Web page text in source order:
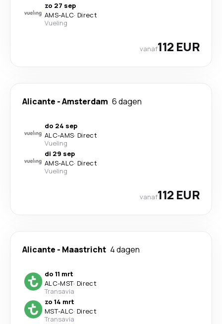
zo 27 sep
AMS-ALC· Direct
Vueling
vanaf112 EUR
Alicante -Amsterdam 6 dagen
do 24 sep
ALC-AMS· Direct
Vueling
di 29 sep
AMS-ALC· Direct
Vueling
vanaf112 EUR
Alicante - Maastricht 4 dagen
do 11 mrt
ALC-MST· Direct
Transavia
zo 14 mrt
MST-ALC· Direct
Transavia